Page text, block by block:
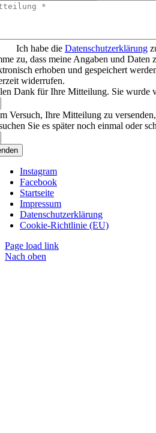
Ich habe die Datenschutzerklärung
zu, dass meine Angaben und
erhoben und gespeichert
widerrufen.
Dank für Ihre Mitteilung. Sie wurde
Versuch, Ihre Mitteilung zu
Sie es später noch einmal oder
Instagram
Facebook
Startseite
Impressum
Datenschutzerklärung
Cookie-Richtlinie (EU)
Page load link
Nach oben